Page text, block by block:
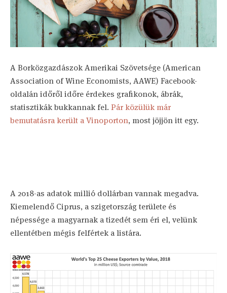
A Borközgazdászok Amerikai Szövetsége (American
Association of Wine Economists, AAWE) Facebook-
oldalán időről időre érdekes grafikonok, ábrák,
statisztikák bukkannak fel. Pár közülük már
bemutatásra került a Vinoporton, most jöjjön itt egy.
A 2018-as adatok millió dollárban vannak megadva.
Kiemelendő Ciprus, a szigetország területe és
népessége a magyarnak a tizedét sem éri el, velünk
ellentétben mégis felfértek a listára.